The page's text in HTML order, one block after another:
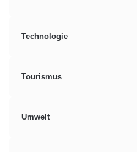
Technologie
Tourismus
Umwelt